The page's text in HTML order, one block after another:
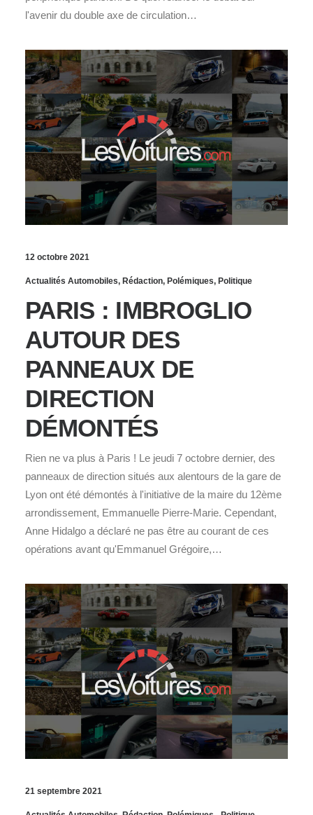
l'avenir du double axe de circulation…
12 octobre 2021
Actualités Automobiles, Rédaction, Polémiques, Politique
PARIS : IMBROGLIO
AUTOUR DES
PANNEAUX DE
DIRECTION
DÉMONTÉS
Rien ne va plus à Paris ! Le jeudi 7 octobre dernier, des
panneaux de direction situés aux alentours de la gare de
Lyon ont été démontés à l'initiative de la maire du 12ème
arrondissement, Emmanuelle Pierre-Marie. Cependant,
Anne Hidalgo a déclaré ne pas être au courant de ces
opérations avant qu'Emmanuel Grégoire,…
21 septembre 2021